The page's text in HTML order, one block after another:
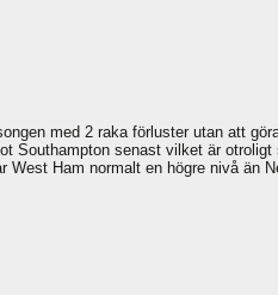
med 2 raka förluster utan att
Southampton senast vilket är
West Ham normalt en högre nivå än